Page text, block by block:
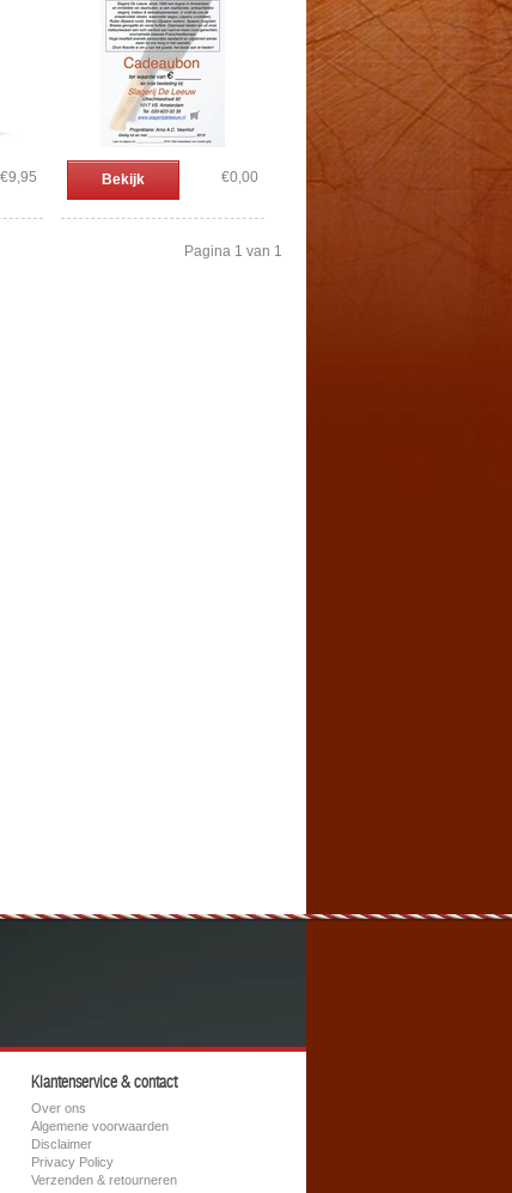
€9,95 Bekijk €0,00
Pagina 1 van 1
Klantenservice & contact
Over ons
Algemene voorwaarden
Disclaimer
Privacy Policy
Verzenden & retourneren